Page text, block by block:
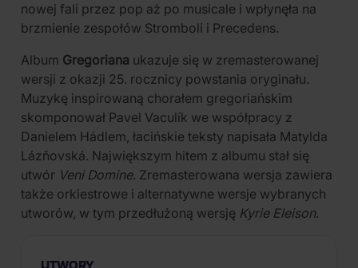
nowej fali przez pop aż po musicale i wpłynęła na
brzmienie zespołów Stromboli i Precedens.
Album Gregoriana ukazuje się w zremasterowanej
wersji z okazji 25. rocznicy powstania oryginału.
Muzykę inspirowaną chorałem gregoriańskim
skomponował Pavel Vaculík we współpracy z
Danielem Hádlem, łacińskie teksty napisała Matylda
Lázňovská. Największym hitem z albumu stał się
utwór Veni Domine. Zremasterowana wersja zawiera
także orkiestrowe i alternatywne wersje wybranych
utworów, w tym przedłużoną wersję Kyrie Eleison.
UTWORY